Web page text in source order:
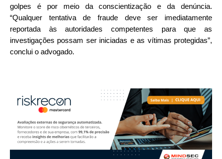
golpes é por meio da conscientização e da denúncia.
“Qualquer tentativa de fraude deve ser imediatamente
reportada às autoridades competentes para que as
investigações possam ser iniciadas e as vítimas protegidas”,
conclui o advogado.